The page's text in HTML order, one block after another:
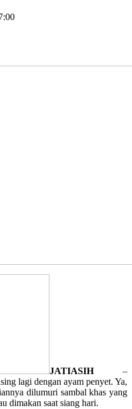
JATIASIH–
lagi dengan ayam penyet. Ya,
dilumuri sambal khas yang
dimakan saat siang hari.